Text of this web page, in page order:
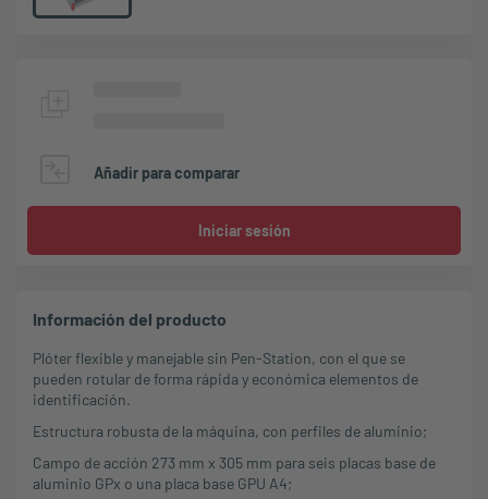
Añadir para comparar
Iniciar sesión
Información del producto
Plóter flexible y manejable sin Pen-Station, con el que se
pueden rotular de forma rápida y económica elementos de
identificación.
Estructura robusta de la máquina, con perfiles de aluminio;
Campo de acción 273 mm x 305 mm para seis placas base de
aluminio GPx o una placa base GPU A4;